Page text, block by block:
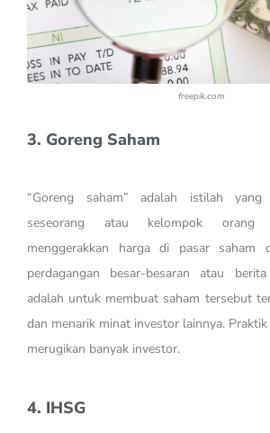
freepik.com
3. Goreng Saham
“Goreng saham” adalah istilah yang
seseorang atau kelompok orang
menggerakkan harga di pasar saham
perdagangan besar-besaran atau
adalah untuk membuat saham tersebut
dan menarik minat investor lainnya.
merugikan banyak investor.
4. IHSG